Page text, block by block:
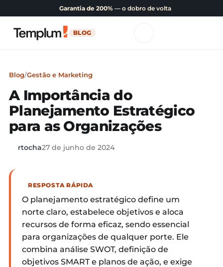
Garantia de 200% — o dobro de volta
BLOG
Blog/Gestão e Marketing
A Importância do
Planejamento Estratégico
para as Organizações
rtocha27 de junho de 2024
RESPOSTA RÁPIDA
O planejamento estratégico define um
norte claro, estabelece objetivos e aloca
recursos de forma eficaz, sendo essencial
para organizações de qualquer porte. Ele
combina análise SWOT, definição de
objetivos SMART e planos de ação, e exige